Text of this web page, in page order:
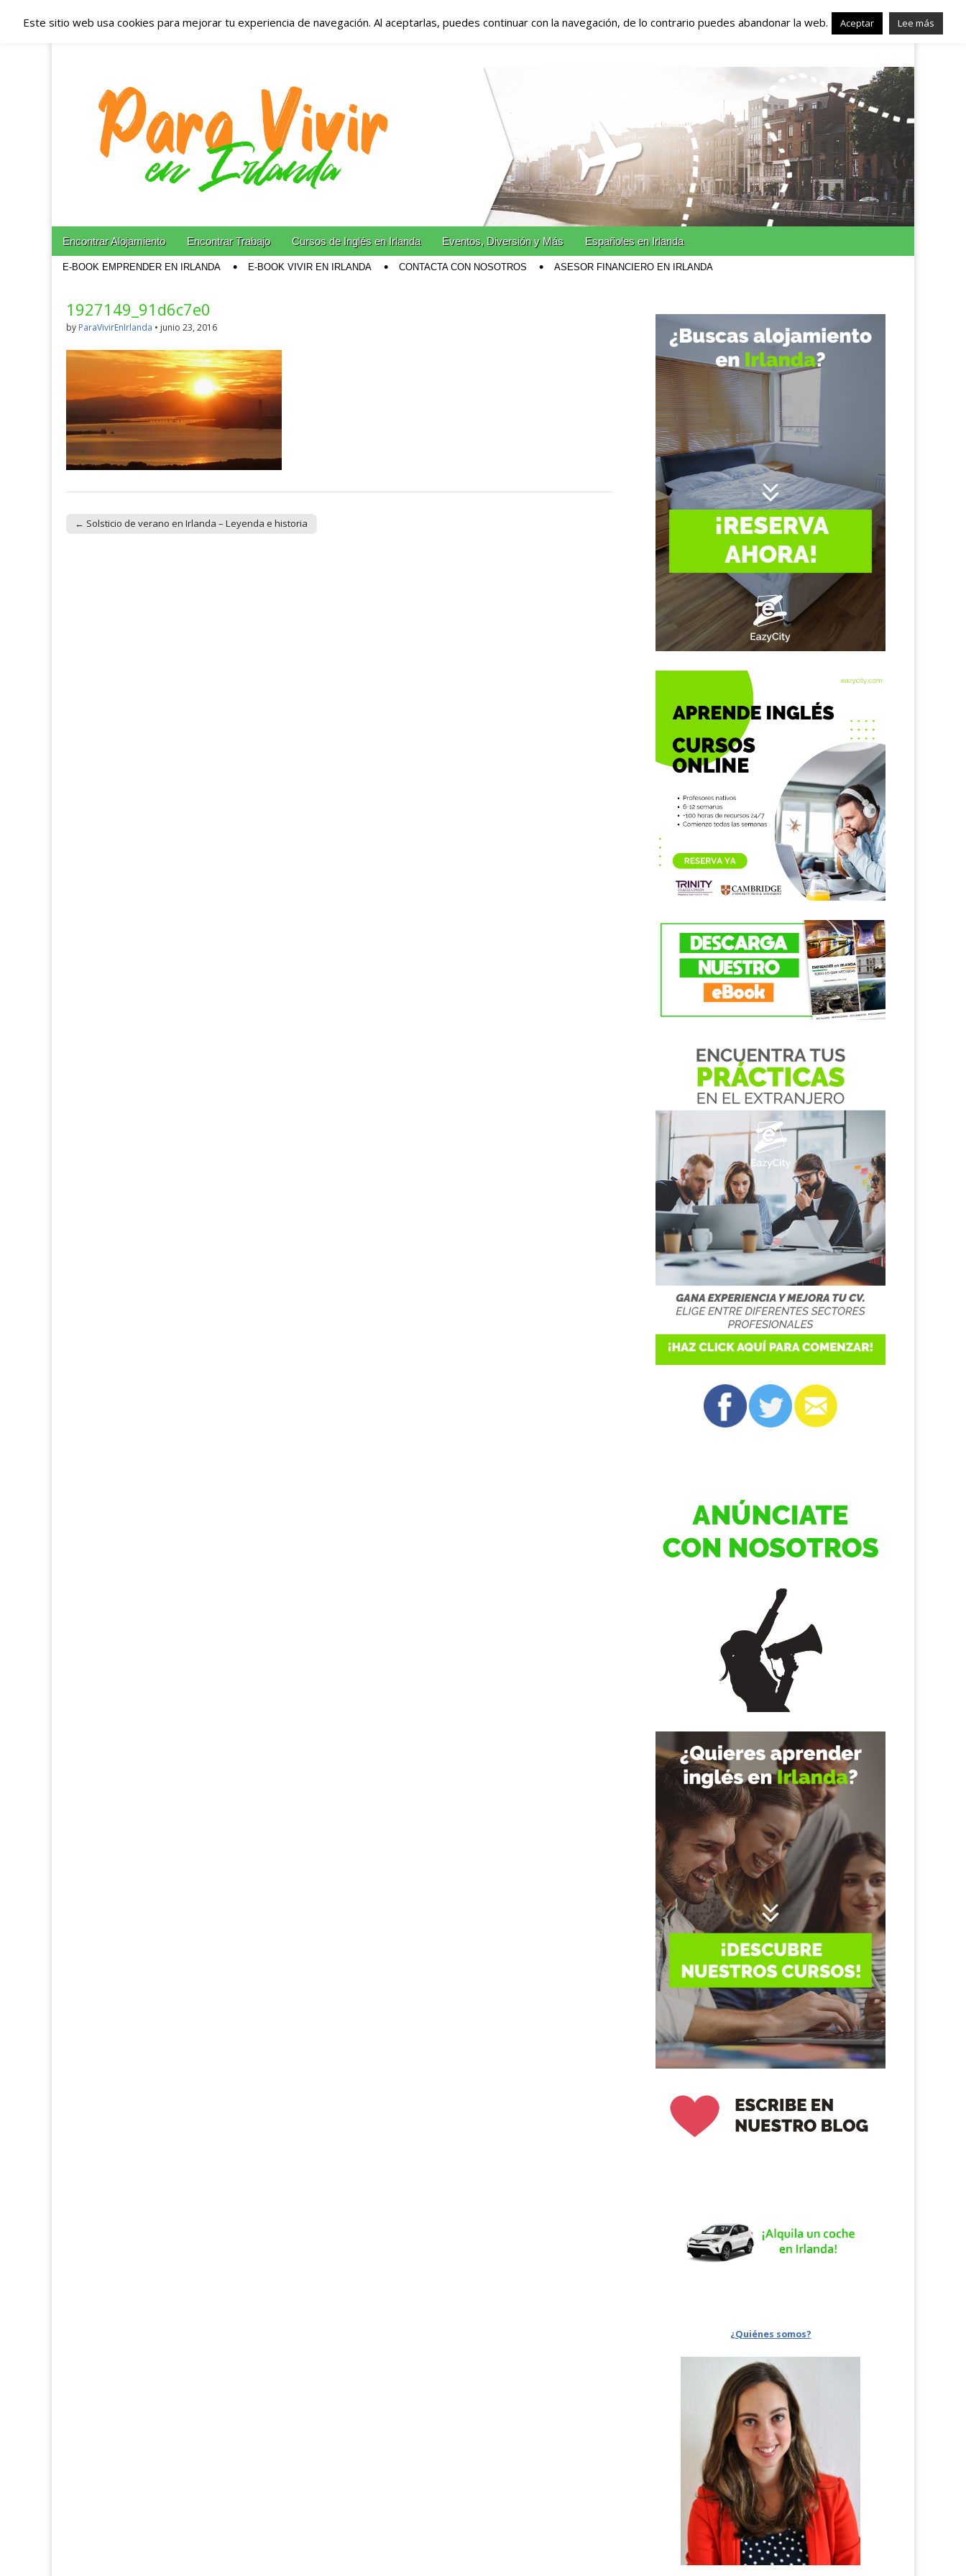
Españoles en Irlanda – Vivir en Irlanda – Trabajo en
Irlanda – Alojamiento en Irlanda
Blog dedicado a los que viven, estudian y trabajan en Irlanda!
Main menu
Skip to content
Encontrar Alojamiento Encontrar Trabajo Cursos de Inglés en Irlanda Eventos, Diversión y Más Españoles en Irlanda
E-BOOK EMPRENDER EN IRLANDA E-BOOK VIVIR EN IRLANDA CONTACTA CON NOSOTROS ASESOR FINANCIERO EN IRLANDA
1927149_91d6c7e0
by ParaVivirEnIrlanda • junio 23, 2016
← Solsticio de verano en Irlanda – Leyenda e historia
¿Quiénes somos?
Este sitio web usa cookies para mejorar tu experiencia de navegación. Al aceptarlas, puedes continuar con la navegación, de lo contrario puedes abandonar la web. Aceptar Lee más